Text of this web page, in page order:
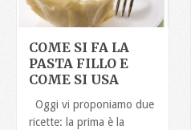
COME SI FA LA
PASTA FILLO E
COME SI USA
Oggi vi proponiamo due
ricette: la prima è la